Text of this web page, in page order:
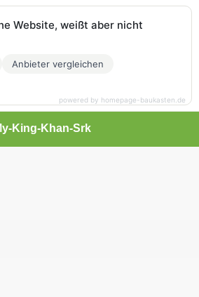
King-Khan-Srk
Website, weißt aber nicht
Anbieter vergleichen
powered by homepage-baukasten.de